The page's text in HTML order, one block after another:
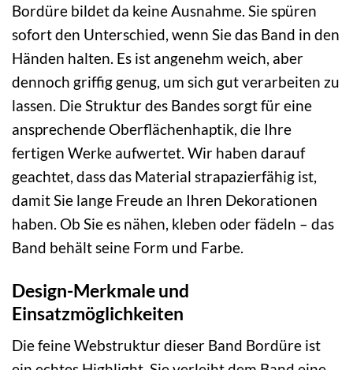
Bordüre bildet da keine Ausnahme. Sie spüren
sofort den Unterschied, wenn Sie das Band in den
Händen halten. Es ist angenehm weich, aber
dennoch griffig genug, um sich gut verarbeiten zu
lassen. Die Struktur des Bandes sorgt für eine
ansprechende Oberflächenhaptik, die Ihre
fertigen Werke aufwertet. Wir haben darauf
geachtet, dass das Material strapazierfähig ist,
damit Sie lange Freude an Ihren Dekorationen
haben. Ob Sie es nähen, kleben oder fädeln – das
Band behält seine Form und Farbe.
Design-Merkmale und
Einsatzmöglichkeiten
Die feine Webstruktur dieser Band Bordüre ist